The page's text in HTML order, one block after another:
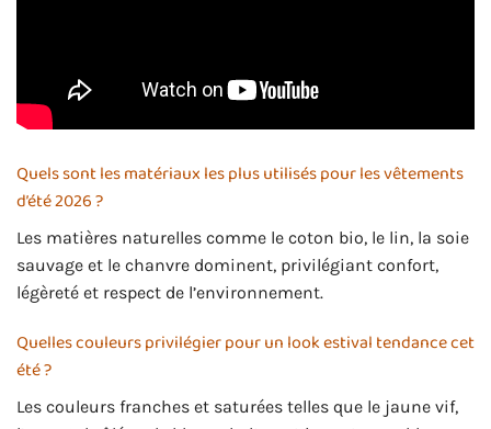
Quels sont les matériaux les plus utilisés pour les vêtements
d’été 2026 ?
Les matières naturelles comme le coton bio, le lin, la soie
sauvage et le chanvre dominent, privilégiant confort,
légèreté et respect de l’environnement.
Quelles couleurs privilégier pour un look estival tendance cet
été ?
Les couleurs franches et saturées telles que le jaune vif,